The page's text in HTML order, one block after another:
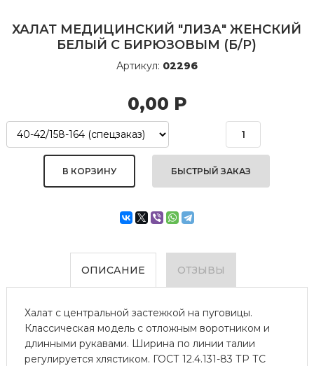
ХАЛАТ МЕДИЦИНСКИЙ "ЛИЗА" ЖЕНСКИЙ
БЕЛЫЙ С БИРЮЗОВЫМ (Б/Р)
Артикул: 02296
0,00 Р
БЫСТРЫЙ ЗАКАЗ
ОПИСАНИЕ ОТЗЫВЫ
Халат с центральной застежкой на пуговицы.
Классическая модель с отложным воротником и
длинными рукавами. Ширина по линии талии
регулируется хлястиком. ГОСТ 12.4.131-83 ТР ТС